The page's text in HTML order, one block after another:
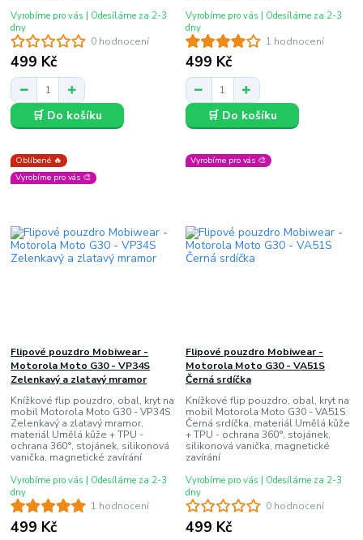
0 hodnocení
499 Kč
Vyrobíme pro vás | Odesíláme za 2-3
dny
🛒 Do košíku
1 hodnocení
499 Kč
Vyrobíme pro vás | Odesíláme za 2-3
dny
🛒 Do košíku
Oblíbené 🔥
Vyrobíme pro vás 🎨
1 hodnocení
Flipové pouzdro Mobiwear -
Motorola Moto G30 - VP34S
Zelenkavý a zlatavý mramor
Knížkové flip pouzdro, obal, kryt na
mobil Motorola Moto G30 - VP34S
Zelenkavý a zlatavý mramor,
materiál Umělá kůže + TPU -
ochrana 360°, stojánek, silikonová
vanička, magnetické zavírání
499 Kč
Vyrobíme pro vás | Odesíláme za 2-3
dny
Vyrobíme pro vás 🎨
0 hodnocení
Flipové pouzdro Mobiwear -
Motorola Moto G30 - VA51S
Černá srdíčka
Knížkové flip pouzdro, obal, kryt na
mobil Motorola Moto G30 - VA51S
Černá srdíčka, materiál Umělá kůže
+ TPU - ochrana 360°, stojánek,
silikonová vanička, magnetické
zavírání
499 Kč
Vyrobíme pro vás | Odesíláme za 2-3
dny